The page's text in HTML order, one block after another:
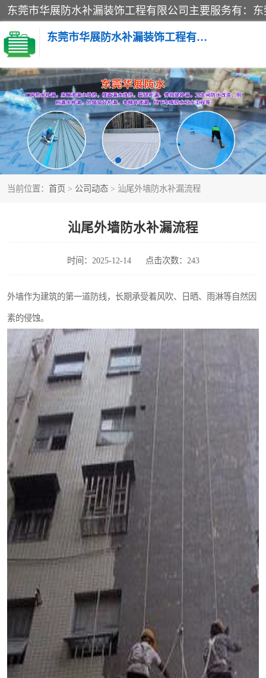
东莞市华展防水补漏装饰工程有限公司
当前位置： 首页 > 公司动态 > 汕尾外墙防水补漏流程
汕尾外墙防水补漏流程
时间：2025-12-14 点击次数：243
外墙作为建筑的第一道防线，长期承受着风吹、日晒、雨淋等自然因
素的侵蚀。
楼面防水补漏
阳台卫生间防水补漏
金属房搭建及补漏